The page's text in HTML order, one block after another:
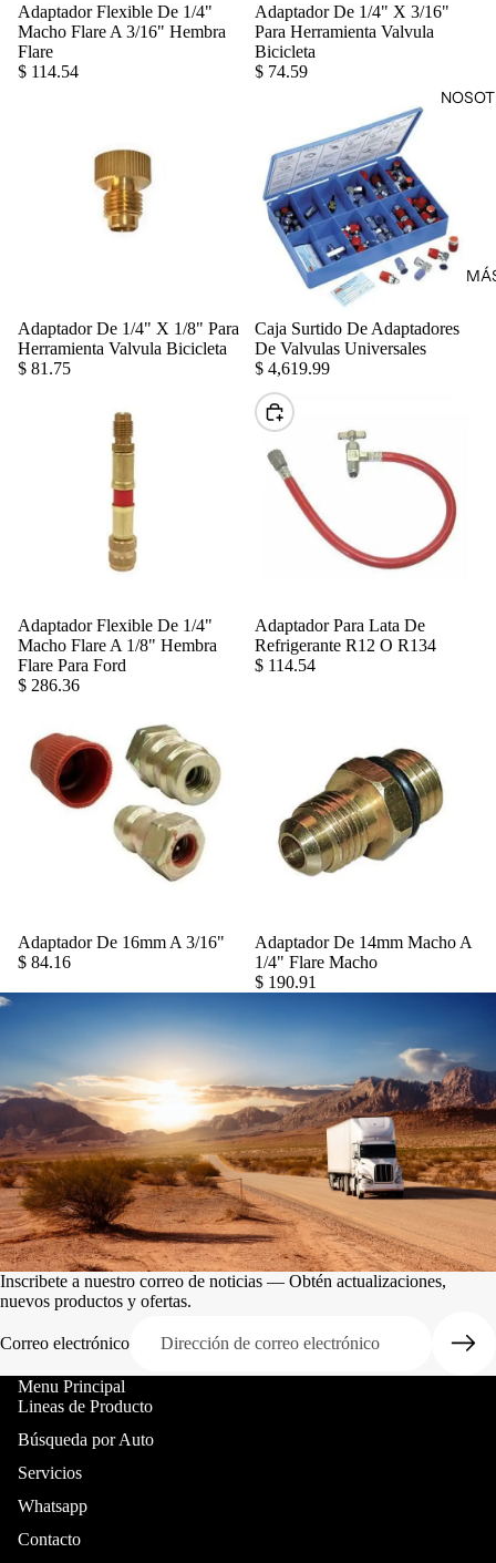
Agregar
Adaptador Flexible De 1/4"
Macho Flare A 3/16" Hembra
Flare
$ 114.54
Adaptador De 1/4" X 3/16"
Para Herramienta Valvula
Bicicleta
$ 74.59
Agregar
Adaptador De 1/4" X 1/8" Para
Herramienta Valvula Bicicleta
$ 81.75
Caja Surtido De Adaptadores
De Valvulas Universales
$ 4,619.99
Agregar
Adaptador Flexible De 1/4"
Macho Flare A 1/8" Hembra
Flare Para Ford
$ 286.36
Elegir
Adaptador Para Lata De
Refrigerante R12 O R134
$ 114.54
Agregar
Adaptador De 16mm A 3/16"
$ 84.16
Adaptador De 14mm Macho A
1/4" Flare Macho
$ 190.91
Inscribete a nuestro correo de noticias — Obtén actualizaciones,
nuevos productos y ofertas.
Correo electrónico
Menu Principal
Lineas de Producto
Búsqueda por Auto
Servicios
Whatsapp
Contacto